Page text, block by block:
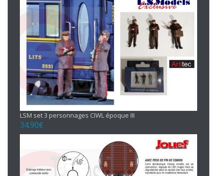
LSM set 3 personnages CIWL époque III
34.90€